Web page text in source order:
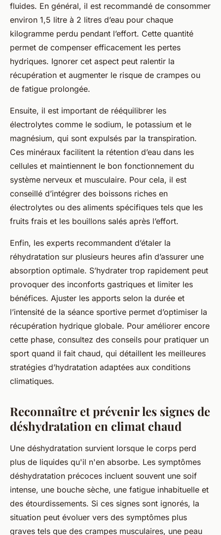
fluides. En général, il est recommandé de consommer
environ 1,5 litre à 2 litres d’eau pour chaque
kilogramme perdu pendant l’effort. Cette quantité
permet de compenser efficacement les pertes
hydriques. Ignorer cet aspect peut ralentir la
récupération et augmenter le risque de crampes ou
de fatigue prolongée.
Ensuite, il est important de rééquilibrer les
électrolytes comme le sodium, le potassium et le
magnésium, qui sont expulsés par la transpiration.
Ces minéraux facilitent la rétention d’eau dans les
cellules et maintiennent le bon fonctionnement du
système nerveux et musculaire. Pour cela, il est
conseillé d’intégrer des boissons riches en
électrolytes ou des aliments spécifiques tels que les
fruits frais et les bouillons salés après l’effort.
Enfin, les experts recommandent d’étaler la
réhydratation sur plusieurs heures afin d’assurer une
absorption optimale. S’hydrater trop rapidement peut
provoquer des inconforts gastriques et limiter les
bénéfices. Ajuster les apports selon la durée et
l’intensité de la séance sportive permet d’optimiser la
récupération hydrique globale. Pour améliorer encore
cette phase, consultez des conseils pour pratiquer un
sport quand il fait chaud, qui détaillent les meilleures
stratégies d’hydratation adaptées aux conditions
climatiques.
Reconnaître et prévenir les signes de
déshydratation en climat chaud
Une déshydratation survient lorsque le corps perd
plus de liquides qu'il n'en absorbe. Les symptômes
déshydratation précoces incluent souvent une soif
intense, une bouche sèche, une fatigue inhabituelle et
des étourdissements. Si ces signes sont ignorés, la
situation peut évoluer vers des symptômes plus
graves tels que des crampes musculaires, une peau